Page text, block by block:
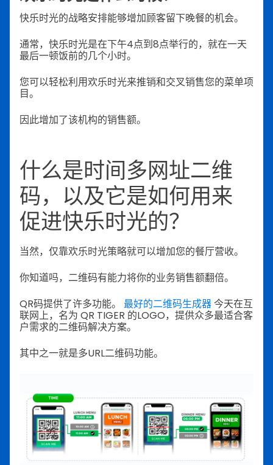
快乐时光的战略安排能够增加顾客留下晚餐的机会。
通常，快乐时光是在下午4点到8点举行的，就在一天
最后一顿饭前的几个小时。
您可以轻松利用欢乐时光来推销和交叉销售您的菜单项
目。
因此增加了该机构的销售额。
什么是时间多网址二维
码，以及它是如何用来
促进快乐时光的？
当然，仅靠欢乐时光策略就可以增加您的餐厅营收。
你知道吗，二维码有能力将你的业务销售额翻倍。
QR码提供了许多功能。 最好的二维码生成器今天在互
联网上，名为 QR TIGER 的LOGO，提供众多最适合客
户需求的二维码解决方案。
其中之一就是多URL二维码功能。